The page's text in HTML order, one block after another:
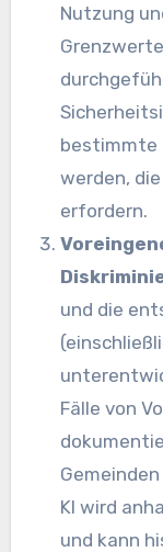
Nutzung
bestimmte
werden,
erfordern.
und die
Fälle von
KI wird
und kann